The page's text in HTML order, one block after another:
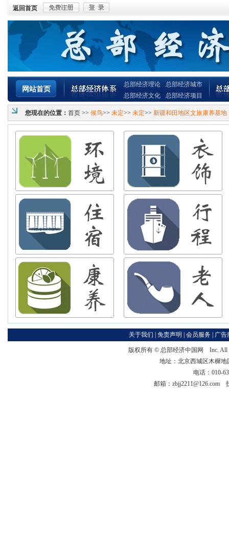
返回首页
网站首页
总部经济理论
总部经济文化
总部经济城市
总部经济项目
您现在的位置： 首页 >> 候鸟>> 未定>> 未定>> 新疆和田地区文旅康养基地
关于我们 免责声明 会员服务 广告
版权所有 © 总部经济中国网
Inc. All
地址：北京西城区木樨
电话：010-
邮箱：zbjj2211@126.com